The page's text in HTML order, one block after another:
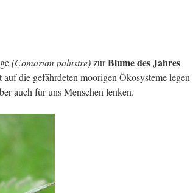
(Comarum palustre)zurBlume des Jahres
die gefährdeten moorigen Ökosysteme legen
auch für uns Menschen lenken.